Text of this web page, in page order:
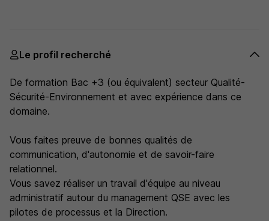
Le profil recherché
De formation Bac +3 (ou équivalent) secteur Qualité-
Sécurité-Environnement et avec expérience dans ce
domaine.
Vous faites preuve de bonnes qualités de
communication, d'autonomie et de savoir-faire
relationnel.
Vous savez réaliser un travail d'équipe au niveau
administratif autour du management QSE avec les
pilotes de processus et la Direction.